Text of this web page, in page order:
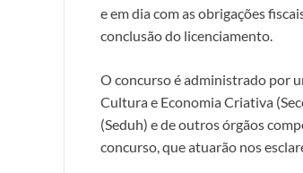
e em dia com as obrigações
conclusão do licenciamento.
O concurso é administrado por
Cultura e Economia Criativa
(Seduh) e de outros órgãos
concurso, que atuarão nos